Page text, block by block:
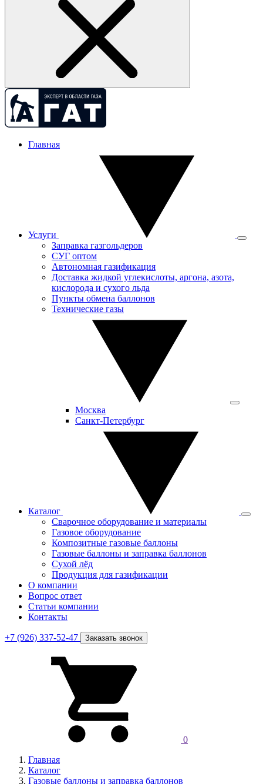
Главная
Услуги
Заправка газгольдеров
СУГ оптом
Автономная газификация
Доставка жидкой углекислоты, аргона, азота,
кислорода и сухого льда
Пункты обмена баллонов
Технические газы
Москва
Санкт-Петербург
Каталог
Сварочное оборудование и материалы
Газовое оборудование
Композитные газовые баллоны
Газовые баллоны и заправка баллонов
Сухой лёд
Продукция для газификации
О компании
Вопрос ответ
Статьи компании
Контакты
+7 (926) 337-52-47 Заказать звонок
0
Главная
Каталог
Газовые баллоны и заправка баллонов